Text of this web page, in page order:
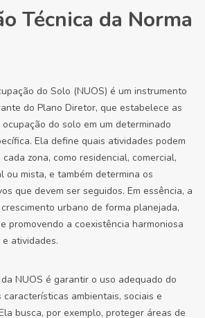
Técnica da Norma
do Solo (NUOS) é um instrumento
do Plano Diretor, que estabelece as
do solo em um determinado
Ela define quais atividades podem
zona, como residencial, comercial,
ou mista, e também determina os
que devem ser seguidos. Em essência, a
urbano de forma planejada,
promovendo a coexistência harmoniosa
atividades.
NUOS é garantir o uso adequado do
ambientais, sociais e
busca, por exemplo, proteger áreas de